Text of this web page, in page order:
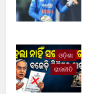
ଓଡ଼ିଶା
ରାଜନୀତି